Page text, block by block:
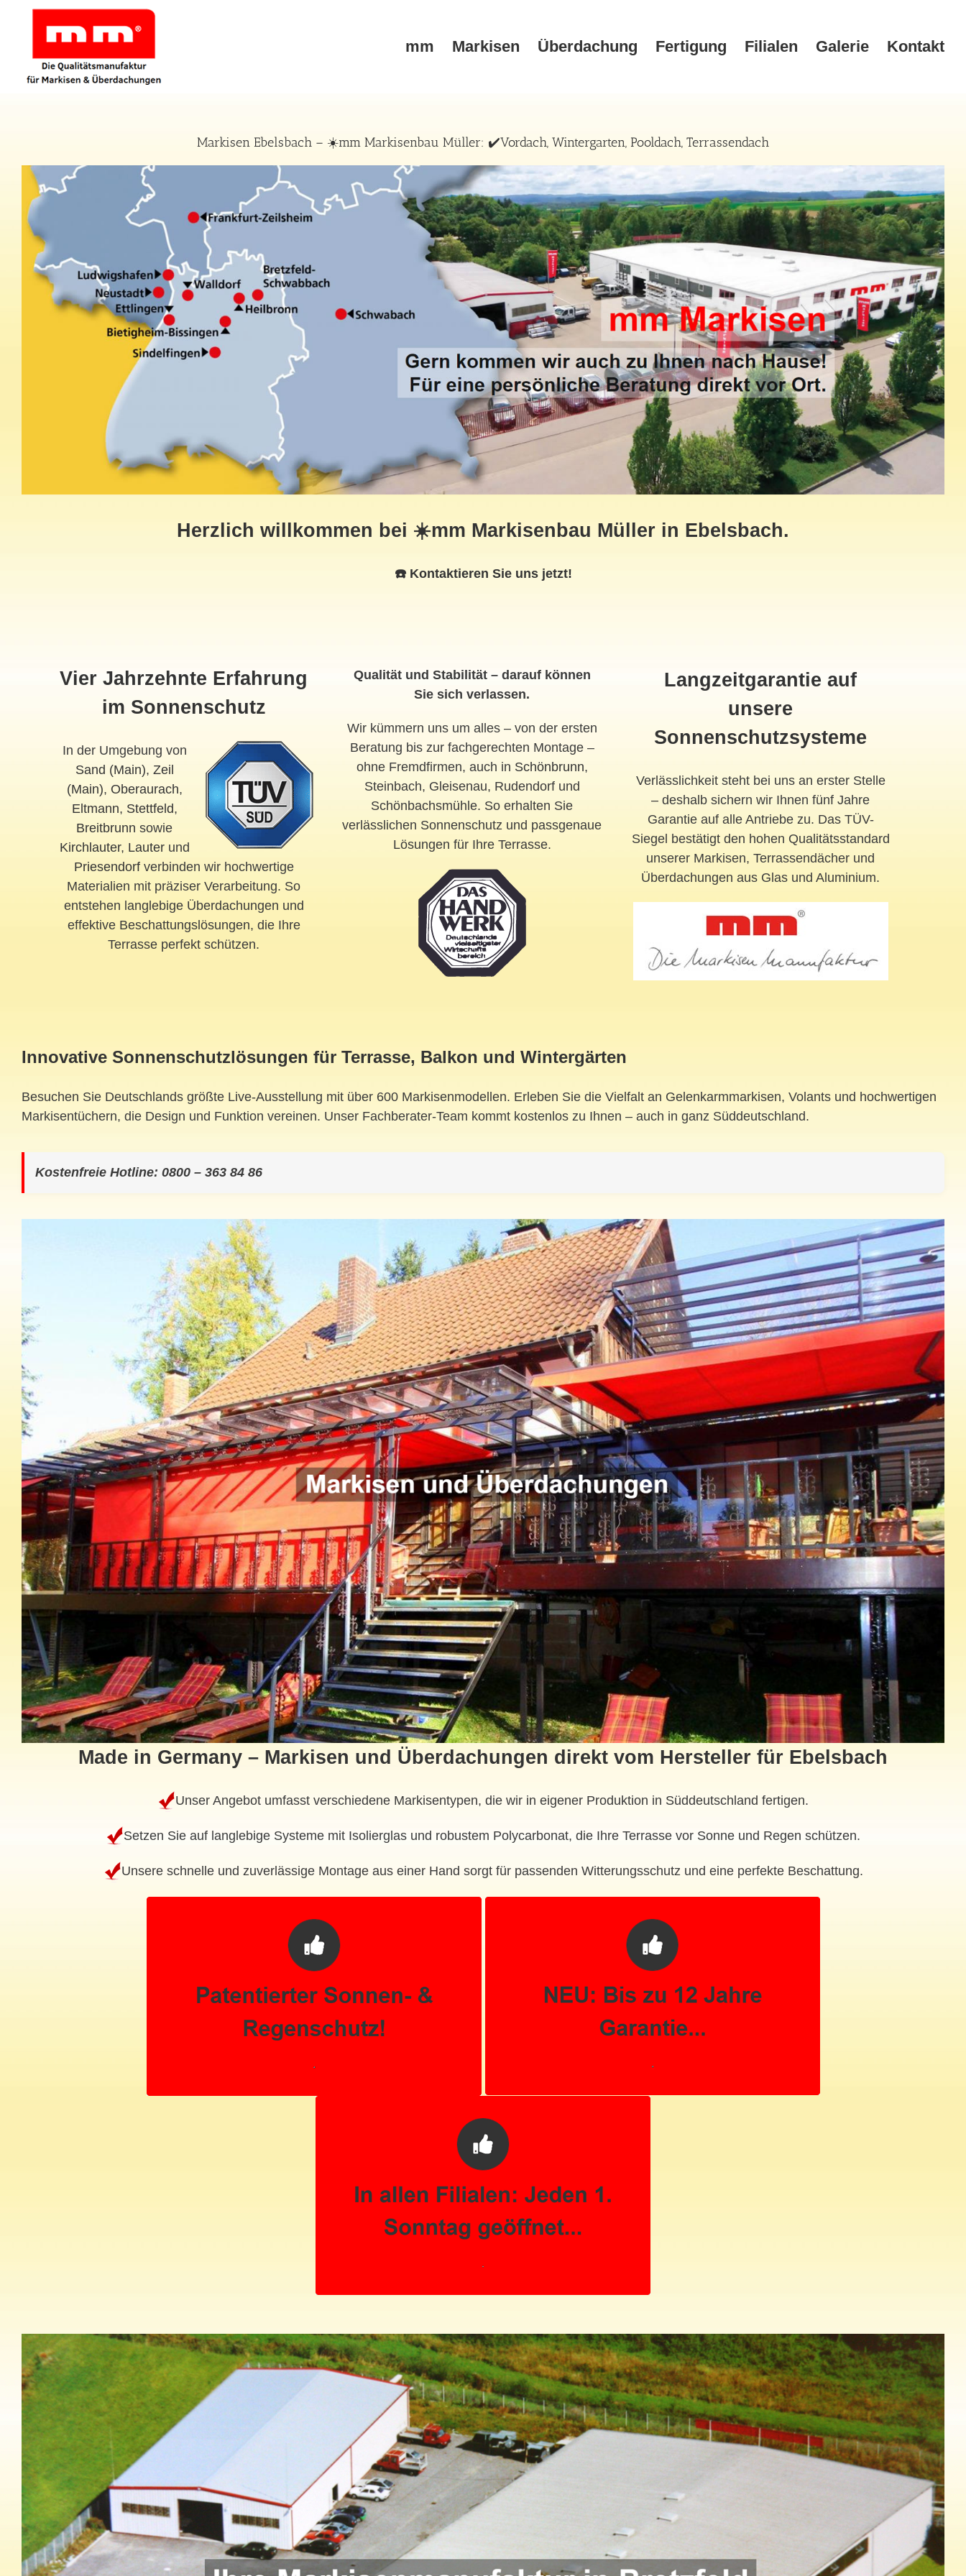
mm Markisen Überdachung Fertigung Filialen Galerie Kontakt
Markisen Ebelsbach – ☀️mm Markisenbau Müller: ✔️Vordach, Wintergarten, Pooldach, Terrassendach
Herzlich willkommen bei ☀️mm Markisenbau Müller in Ebelsbach.
☎️ Kontaktieren Sie uns jetzt!
Vier Jahrzehnte Erfahrung
im Sonnenschutz
In der Umgebung von
Sand (Main), Zeil
(Main), Oberaurach,
Eltmann, Stettfeld,
Breitbrunn sowie
Kirchlauter, Lauterund
Priesendorfverbinden wir hochwertige
Materialien mit präziser Verarbeitung. So
entstehen langlebige Überdachungen und
effektive Beschattungslösungen, die Ihre
Terrasse perfekt schützen.
Qualität und Stabilität – darauf können
Sie sich verlassen.
Wir kümmern uns um alles – von der ersten
Beratung bis zur fachgerechten Montage –
ohne Fremdfirmen, auch in Schönbrunn,
Steinbach, Gleisenau, Rudendorf und
Schönbachsmühle. So erhalten Sie
verlässlichen Sonnenschutz und passgenaue
Lösungen für Ihre Terrasse.
Langzeitgarantie auf
unsere
Sonnenschutzsysteme
Verlässlichkeit steht bei uns an erster Stelle
– deshalb sichern wir Ihnen fünf Jahre
Garantie auf alle Antriebe zu. Das TÜV-
Siegel bestätigt den hohen Qualitätsstandard
unserer Markisen, Terrassendächer und
Überdachungen aus Glas und Aluminium.
Innovative Sonnenschutzlösungen für Terrasse, Balkon und Wintergärten
Besuchen Sie Deutschlands größte Live-Ausstellung mit über 600 Markisenmodellen. Erleben Sie die Vielfalt an Gelenkarmmarkisen, Volants und hochwertigen
Markisentüchern, die Design und Funktion vereinen. Unser Fachberater-Team kommt kostenlos zu Ihnen – auch in ganz Süddeutschland.
Kostenfreie Hotline: 0800 – 363 84 86
Made in Germany – Markisen und Überdachungen direkt vom Hersteller für Ebelsbach
Unser Angebot umfasst verschiedene Markisentypen, die wir in eigener Produktion in Süddeutschland fertigen.
Setzen Sie auf langlebige Systeme mit Isolierglas und robustem Polycarbonat, die Ihre Terrasse vor Sonne und Regen schützen.
Unsere schnelle und zuverlässige Montage aus einer Hand sorgt für passenden Witterungsschutz und eine perfekte Beschattung.